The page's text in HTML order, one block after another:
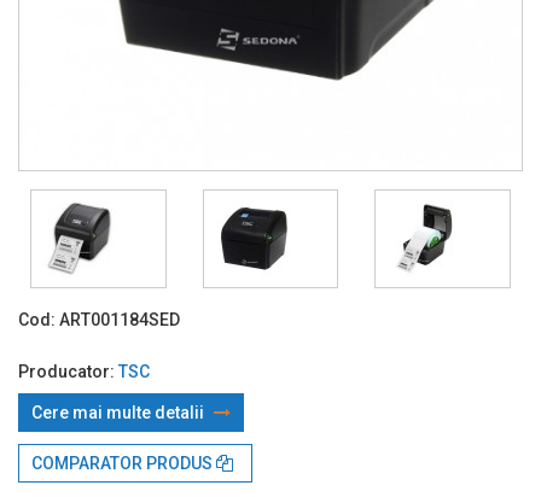
Cod: ART001184SED
Producator: TSC
Cere mai multe detalii
COMPARATOR PRODUS
Prin TBI:220.57 Lei x 24 rate*